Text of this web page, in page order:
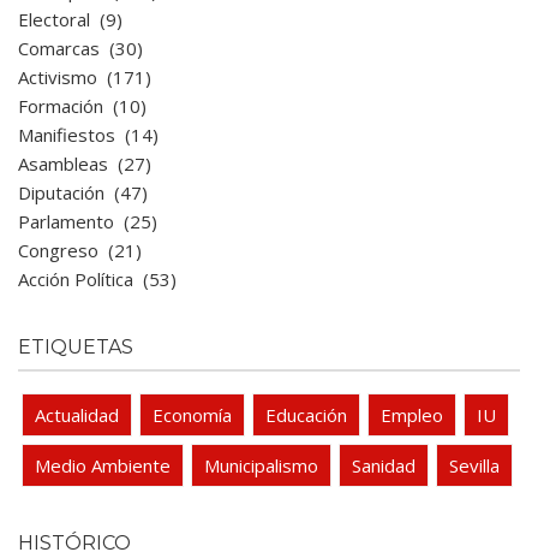
Electoral (9)
Comarcas (30)
Activismo (171)
Formación (10)
Manifiestos (14)
Asambleas (27)
Diputación (47)
Parlamento (25)
Congreso (21)
Acción Política (53)
ETIQUETAS
Actualidad Economía Educación Empleo IU
Medio Ambiente Municipalismo Sanidad Sevilla
HISTÓRICO